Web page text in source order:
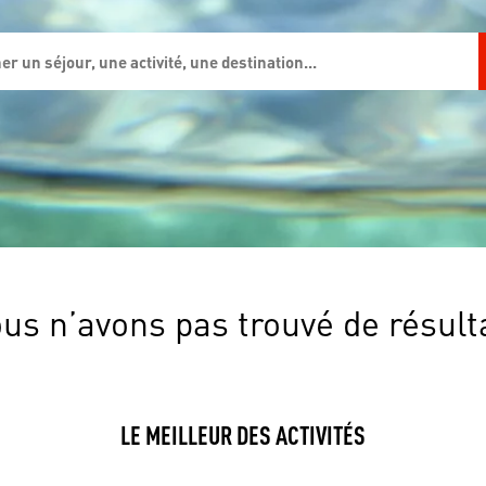
n’avons pas trouvé de
LE MEILLEUR DES ACTIVITÉS